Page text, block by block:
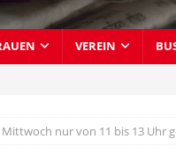
VEREIN
Mittwoch nur von 11 bis 13 Uhr